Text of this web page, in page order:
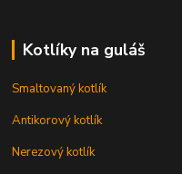
Kotlíky na guláš
Smaltovaný kotlík
Antikorový kotlík
Nerezový kotlík